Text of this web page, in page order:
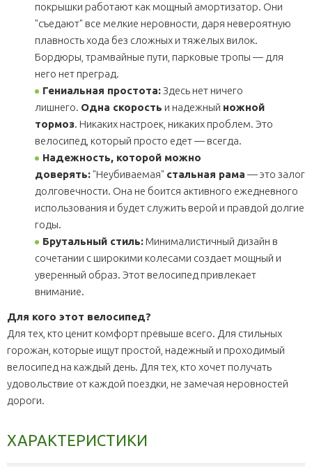
покрышки работают как мощный амортизатор. Они
"съедают" все мелкие неровности, даря невероятную
плавность хода без сложных и тяжелых вилок.
Бордюры, трамвайные пути, парковые тропы — для
него нет преград.
Гениальная простота:Здесь нет ничего
лишнего. Одна скорость и надежный ножной
тормоз. Никаких настроек, никаких проблем. Это
велосипед, который просто едет — всегда.
Надежность, которой можно
доверять: "Неубиваемая" стальная рама — это залог
долговечности. Она не боится активного ежедневного
использования и будет служить верой и правдой долгие
годы.
Брутальный стиль: Минималистичный дизайн в
сочетании с широкими колесами создает мощный и
уверенный образ. Этот велосипед привлекает
внимание.
Для кого этот велосипед?
Для тех, кто ценит комфорт превыше всего. Для стильных
горожан, которые ищут простой, надежный и проходимый
велосипед на каждый день. Для тех, кто хочет получать
удовольствие от каждой поездки, не замечая неровностей
дороги.
ХАРАКТЕРИСТИКИ